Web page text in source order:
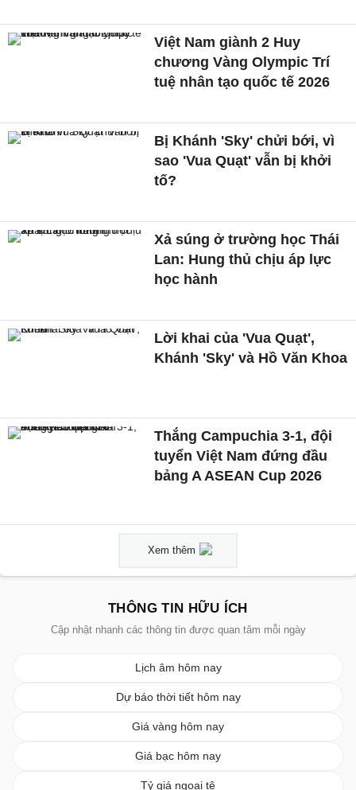
Việt Nam giành 2 Huy
chương Vàng Olympic Trí
tuệ nhân tạo quốc tế 2026
Bị Khánh 'Sky' chửi bới, vì
sao 'Vua Quạt' vẫn bị khởi
tố?
Xả súng ở trường học Thái
Lan: Hung thủ chịu áp lực
học hành
Lời khai của 'Vua Quạt',
Khánh 'Sky' và Hồ Văn Khoa
Thắng Campuchia 3-1, đội
tuyển Việt Nam đứng đầu
bảng A ASEAN Cup 2026
Xem thêm
THÔNG TIN HỮU ÍCH
Cập nhật nhanh các thông tin được quan tâm mỗi ngày
Lịch âm hôm nay
Dự báo thời tiết hôm nay
Giá vàng hôm nay
Giá bạc hôm nay
Tỷ giá ngoại tệ